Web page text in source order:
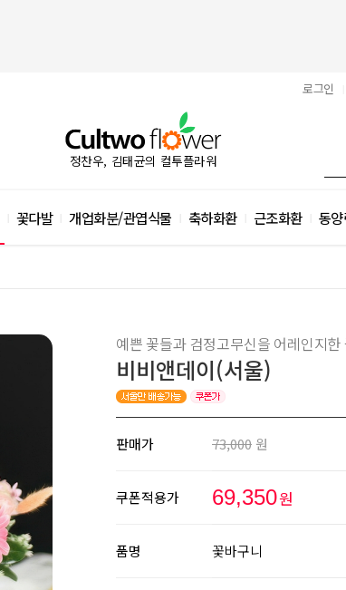
로그인
정찬우, 김태균의 컬투플라워
꽃다발 개업화분/관엽식물 축하화환 근조화환 동
예쁜 꽃들과 검정고무신을 어레인지한
비비앤데이(서울)
판매가 73,000 원
쿠폰적용가 69,350원
품명 꽃바구니